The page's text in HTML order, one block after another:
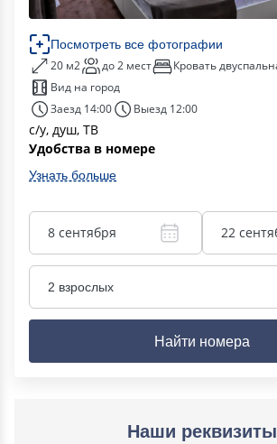
Посмотреть все фотографии
20 м2 до 2 мест
Кровать
Вид на город
Заезд 14:00
Выезд 12:00
с/у, душ, ТВ
Удобства в номере
Узнать больше
8 сентября 22
2 взрослых
Найти номера
Наши реквизиты